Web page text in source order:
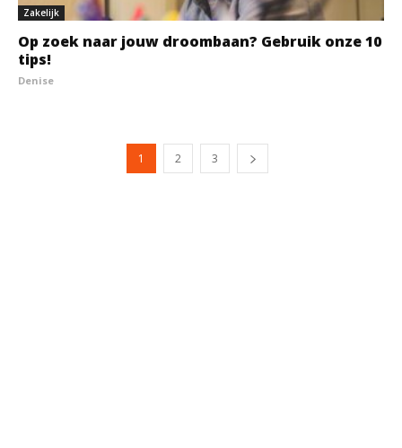
Zakelijk
Op zoek naar jouw droombaan? Gebruik onze 10
tips!
Denise
1 2 3